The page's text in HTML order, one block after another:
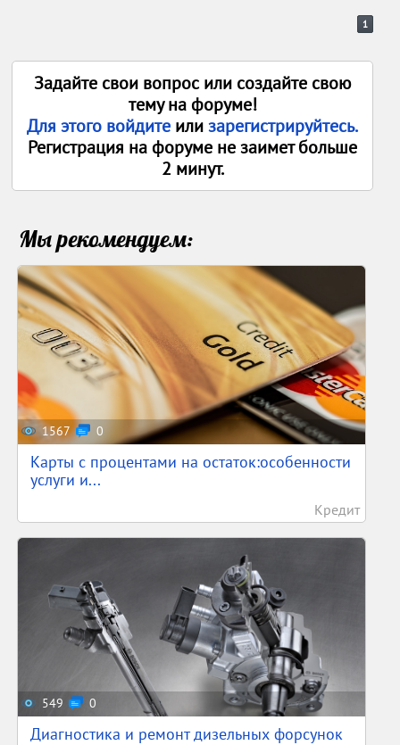
1
Задайте свои вопрос или создайте свою
тему на форуме!
Для этого войдите илизарегистрируйтесь.
Регистрация на форуме не заимет больше
2 минут.
Мы рекомендуем:
1567 0
Карты с процентами на остаток:особенности
услуги и...
Кредит
549 0
Диагностика и ремонт дизельных форсунок